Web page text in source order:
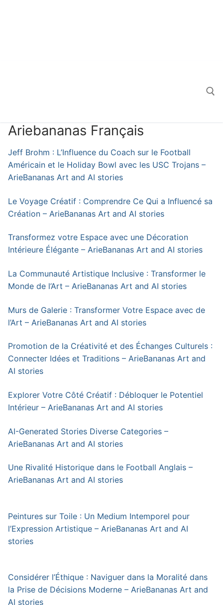
Search for:
Ariebananas Français
Jeff Brohm : L’Influence du Coach sur le Football
Américain et le Holiday Bowl avec les USC Trojans –
ArieBananas Art and AI stories
Le Voyage Créatif : Comprendre Ce Qui a Influencé sa
Création – ArieBananas Art and AI stories
Transformez votre Espace avec une Décoration
Intérieure Élégante – ArieBananas Art and AI stories
La Communauté Artistique Inclusive : Transformer le
Monde de l’Art – ArieBananas Art and AI stories
Murs de Galerie : Transformer Votre Espace avec de
l’Art – ArieBananas Art and AI stories
Promotion de la Créativité et des Échanges Culturels :
Connecter Idées et Traditions – ArieBananas Art and
AI stories
Explorer Votre Côté Créatif : Débloquer le Potentiel
Intérieur – ArieBananas Art and AI stories
AI-Generated Stories Diverse Categories –
ArieBananas Art and AI stories
Une Rivalité Historique dans le Football Anglais –
ArieBananas Art and AI stories
Peintures sur Toile : Un Medium Intemporel pour
l’Expression Artistique – ArieBananas Art and AI
stories
Considérer l’Éthique : Naviguer dans la Moralité dans
la Prise de Décisions Moderne – ArieBananas Art and
AI stories